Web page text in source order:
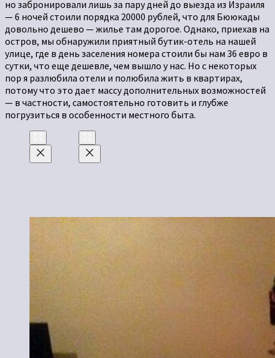
но забронировали лишь за пару дней до выезда из Израиля
— 6 ночей стоили порядка 20000 рублей, что для Бююкады
довольно дешево — жилье там дорогое. Однако, приехав на
остров, мы обнаружили приятный бутик-отель на нашей
улице, где в день заселения номера стоили бы нам 36 евро в
сутки, что еще дешевле, чем вышло у нас. Но с некоторых
пор я разлюбила отели и полюбила жить в квартирах,
потому что это дает массу дополнительных возможностей
— в частности, самостоятельно готовить и глубже
погрузиться в особенности местного быта.